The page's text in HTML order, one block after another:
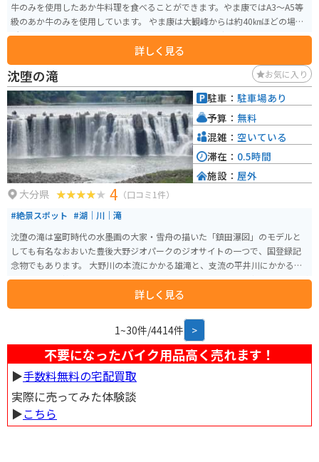
牛のみを使用したあか牛料理を食べることができます。やま康ではA3～A5等
級のあか牛のみを使用しています。 やま康は大観峰からは約40㎞ほどの場
所、阿蘇郡に位置しているので、阿蘇周辺のツーリングスポットではありま
すが、有名な観光地などのツーリングスポットとは少し離れています。しか
し、平日でも多くの人が訪れており、常に1時間待ちが当たり前のような大人
気店です。
詳しく見る
沈堕の滝 お気に入り
大分県 4 （口コミ1件）
#絶景スポット #湖｜川｜滝
沈堕の滝は室町時代の水墨画の大家・雪舟の描いた「鎮田瀑図」のモデルと
しても有名なおおいた豊後大野ジオパークのジオサイトの一つで、国登録記
念物でもあります。 大野川の本流にかかる雄滝と、支流の平井川にかかる雌
滝からなり、雄滝は幅約100ｍ、高さは約20ｍあります。その姿はまるで滝が
2段重ねになっているような、とても不思議な情景を表出し、撮影スポットと
しても大人気です。 明治時代に建てられ、近代文化遺産に認定されている石
造の沈堕発電所も、沈堕の滝に隣接しています。
詳しく見る
駐車： 駐車場あり
予算： 無料
混雑： 空いている
滞在： 0.5時間
施設： 屋外
1~30件/4414件 >
不要になったバイク用品高く売れます！
▶︎手数料無料の宅配買取
実際に売ってみた体験談
▶︎こちら